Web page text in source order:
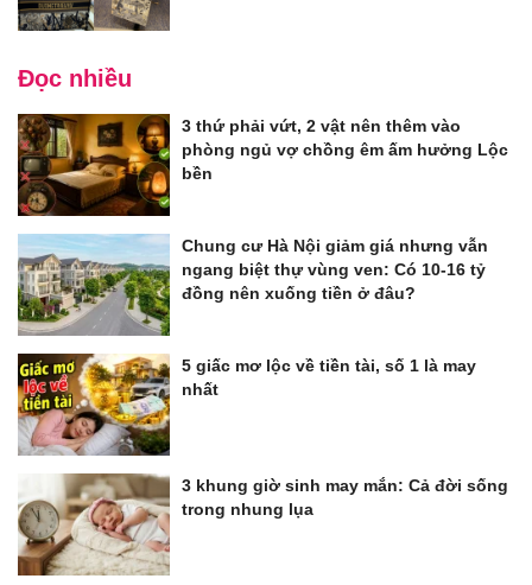
Đọc nhiều
3 thứ phải vứt, 2 vật nên thêm vào
phòng ngủ vợ chồng êm ấm hưởng Lộc
bền
Chung cư Hà Nội giảm giá nhưng vẫn
ngang biệt thự vùng ven: Có 10-16 tỷ
đồng nên xuống tiền ở đâu?
5 giấc mơ lộc về tiền tài, số 1 là may
nhất
3 khung giờ sinh may mắn: Cả đời sống
trong nhung lụa